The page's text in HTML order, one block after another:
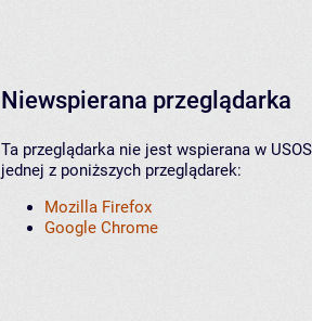
Niewspierana przeglądarka
Ta przeglądarka nie jest wspierana w
jednej z poniższych przeglądarek:
Mozilla Firefox
Google Chrome